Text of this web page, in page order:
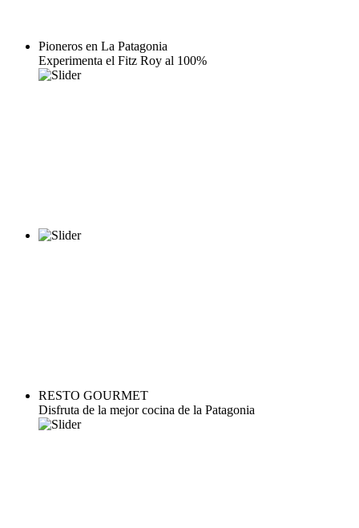
Pioneros en La Patagonia
Experimenta el Fitz Roy al 100%
RESTO GOURMET
Disfruta de la mejor cocina de la Patagonia